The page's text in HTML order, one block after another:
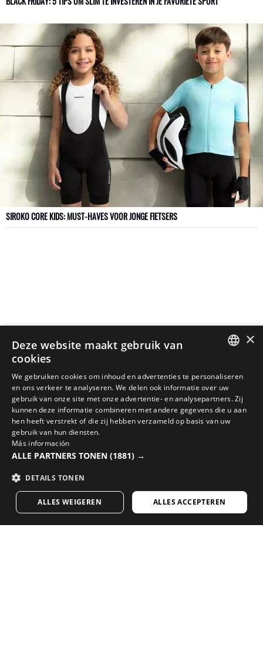
MAAK JE LOOK COMPLEET MET DE BESTE FIETSUITRUSTING
Bekijk de nieuw binnengekomen fietsartikelen in de
BEZOEK ONZE WEBSHOP
SIROKO CORE KIDS: MUST-HAVES VOOR JONGE FIETSERS
ENGLISH
GREEK
FRENCH
DUTCH
×
Deze website maakt gebruik van
cookies
We gebruiken cookies om inhoud en advertenties te personaliseren
en ons verkeer te analyseren. We delen ook informatie over uw
gebruik van onze site met onze advertentie- en analysepartners. Zij
kunnen deze informatie combineren met andere gegevens die u aan
hen heeft verstrekt of die zij hebben verzameld op basis van uw
gebruik van hun diensten.
Más información
ALLE PARTNERS TONEN (1881) →
DETAILS TONEN
ALLES ACCEPTEREN
ALLES WEIGEREN